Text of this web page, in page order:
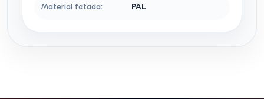
Material fatada: PAL